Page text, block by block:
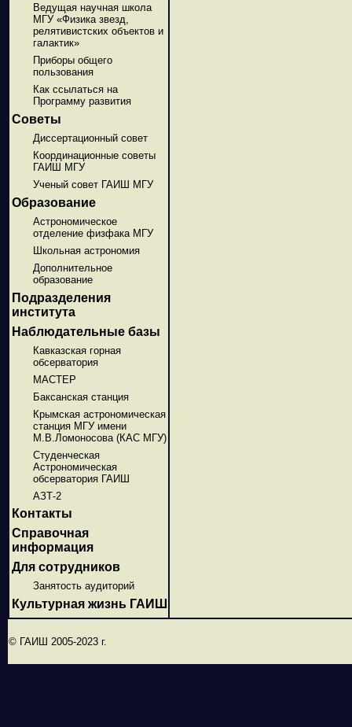
Ведущая научная школа
МГУ «Физика звезд,
релятивистских объектов и
галактик»
Приборы общего
пользования
Как ссылаться на
Программу развития
Советы
Диссертационный совет
Координационные советы
ГАИШ МГУ
Ученый совет ГАИШ МГУ
Образование
Астрономическое
отделение физфака МГУ
Школьная астрономия
Дополнительное
образование
Подразделения
института
Наблюдательные базы
Кавказская горная
обсерватория
МАСТЕР
Баксанская станция
Крымская астрономическая
станция МГУ имени
М.В.Ломоносова (КАС МГУ)
Студенческая
Астрономическая
обсерватория ГАИШ
АЗТ-2
Контакты
Справочная
информация
Для сотрудников
Занятость аудиторий
Культурная жизнь ГАИШ
© ГАИШ 2005-2023 г.